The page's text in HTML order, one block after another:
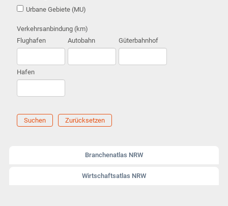
Urbane Gebiete (MU)
Verkehrsanbindung (km)
Flughafen
Autobahn Güterbahnhof
Hafen
Suchen Zurücksetzen
Branchenatlas NRW
Wirtschaftsatlas NRW